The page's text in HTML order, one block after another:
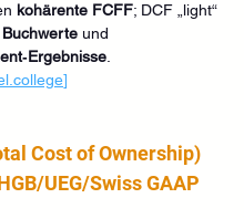
kohärente FCFF; DCF „light“
Buchwerte und
]
Cost of Ownership)
UEG/Swiss GAAP